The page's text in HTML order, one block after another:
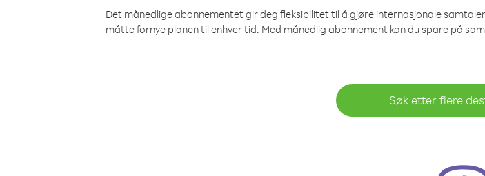
Det månedlige abonnementet gir deg fleksibilitet til å gjøre internasjonale
måtte fornye planen til enhver tid. Med månedlig abonnement kan du spare på
Søk etter flere